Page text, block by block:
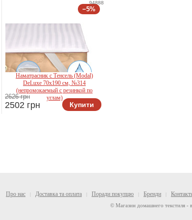
−5%
94888
Наматрасник с Тенсель (Modal)
DeLuxe 70x190 см, №314
(непромокаемый с резинкой по
углам)
2626 грн
2502 грн Купити
Про нас Доставка та оплата Поради покупцю Бренди
© Магазин домашнего текстиля -